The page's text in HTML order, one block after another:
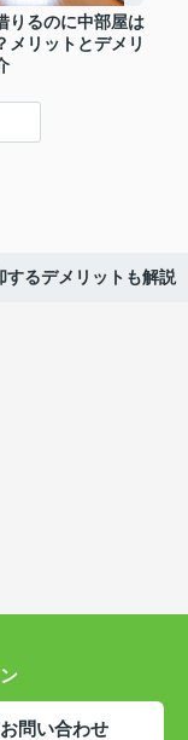
りるのに中部屋は
メリットとデメリ
するデメリットも解説
お問い合わせ